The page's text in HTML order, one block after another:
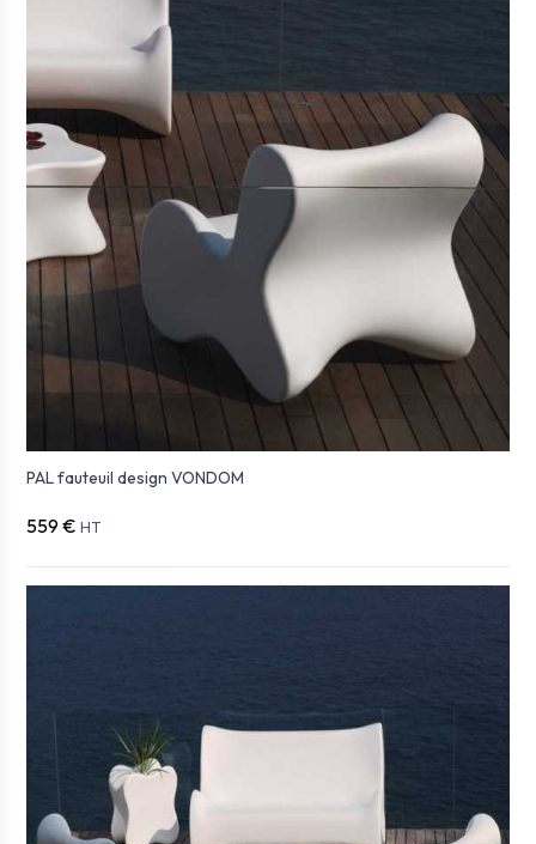
PAL fauteuil design VONDOM
559 € HT